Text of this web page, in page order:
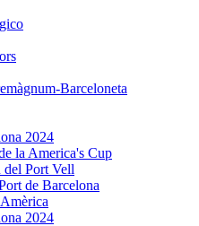
Barceloneta
2024
la America's Cup
del Port Vell
de Barcelona
2024